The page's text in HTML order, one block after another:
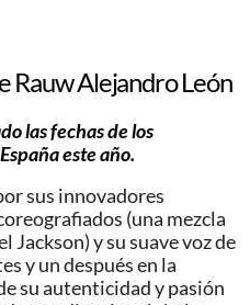
Rauw Alejandro León
las fechas de los
este año.
sus innovadores
(una mezcla
y su suave voz de
y un después en la
su autenticidad y pasión